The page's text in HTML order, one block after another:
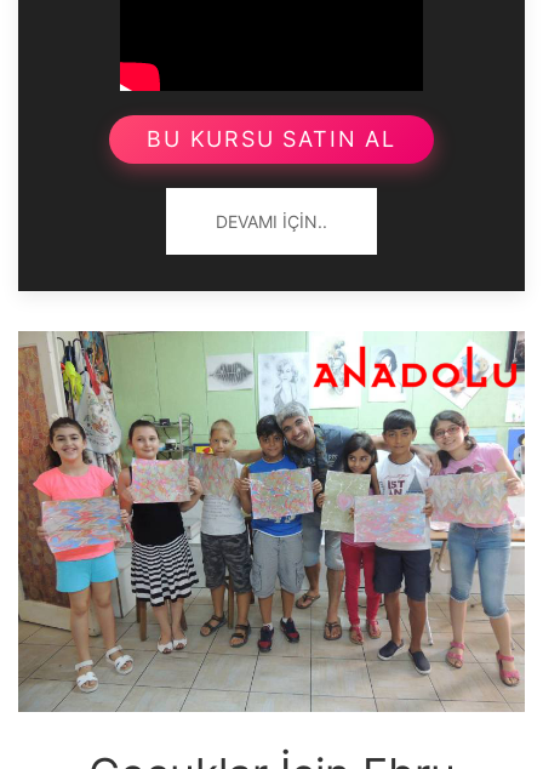
BU KURSU SATIN AL
DEVAMI İÇIN..